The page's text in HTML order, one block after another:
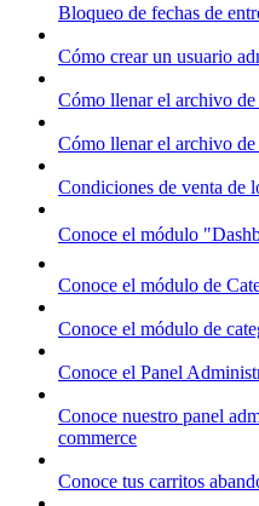
Bloqueo de fechas de
Cómo crear un usuario
Cómo llenar el archivo
Cómo llenar el archivo
Condiciones de venta de
Conoce el módulo
Conoce el módulo de
Conoce el módulo de
Conoce el Panel
Conoce nuestro panel
commerce
Conoce tus carritos